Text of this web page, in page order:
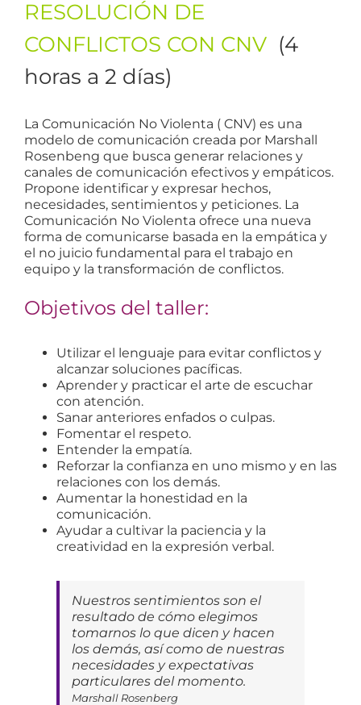
RESOLUCIÓN DE
CONFLICTOS CON CNV (4
horas a 2 días)
La Comunicación No Violenta ( CNV) es una
modelo de comunicación creada por Marshall
Rosenbeng que busca generar relaciones y
canales de comunicación efectivos y empáticos.
Propone identificar y expresar hechos,
necesidades, sentimientos y peticiones. La
Comunicación No Violenta ofrece una nueva
forma de comunicarse basada en la empática y
el no juicio fundamental para el trabajo en
equipo y la transformación de conflictos.
Objetivos del taller:
Utilizar el lenguaje para evitar conflictos y
alcanzar soluciones pacíficas.
Aprender y practicar el arte de escuchar
con atención.
Sanar anteriores enfados o culpas.
Fomentar el respeto.
Entender la empatía.
Reforzar la confianza en uno mismo y en las
relaciones con los demás.
Aumentar la honestidad en la
comunicación.
Ayudar a cultivar la paciencia y la
creatividad en la expresión verbal.
Nuestros sentimientos son el
resultado de cómo elegimos
tomarnos lo que dicen y hacen
los demás, así como de nuestras
necesidades y expectativas
particulares del momento.
Marshall Rosenberg